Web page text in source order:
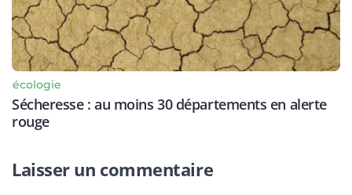
écologie
Sécheresse : au moins 30 départements en alerte
rouge
Laisser un commentaire